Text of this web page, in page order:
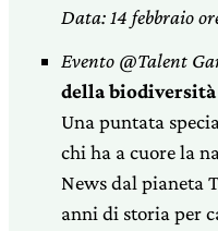
Data: 14 febbraio
Evento @Talent
della
Una puntata
chi ha a cuore la
News dal pianeta
anni di storia per